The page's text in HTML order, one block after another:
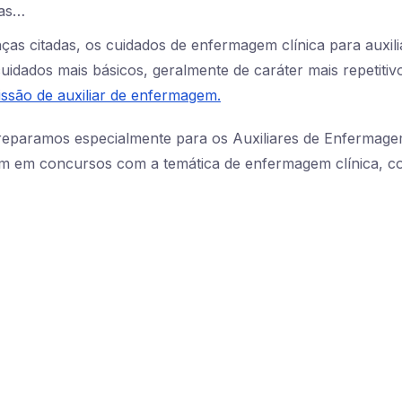
citadas, os cuidados de enfermagem clínica para
mais básicos, geralmente de caráter mais
de auxiliar de enfermagem.
especialmente para os Auxiliares de
em concursos com a temática de enfermagem clínica,